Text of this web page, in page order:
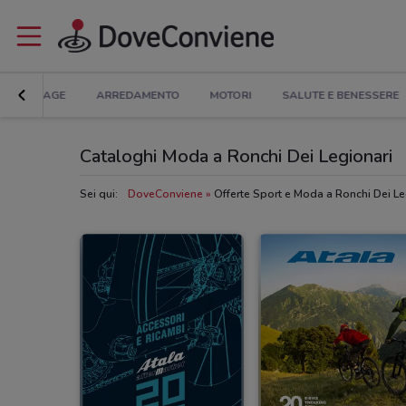
BRICOLAGE ARREDAMENTO MOTORI SALUTE E BENESSERE
Cataloghi Moda a Ronchi Dei Legionari
Sei qui: DoveConviene Offerte Sport e Moda a Ronchi Dei